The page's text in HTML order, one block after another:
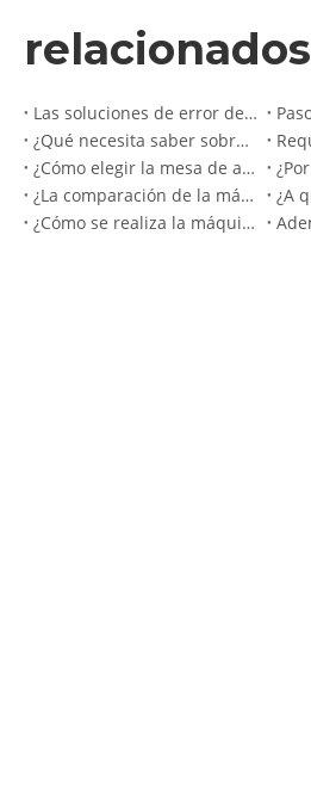
relacionados
Las soluciones de error de la máquina de grabado de madera del enrutador CNC
¿Qué necesita saber sobre la operación de la máquina de corte de espuma?
¿Cómo elegir la mesa de aluminio y la mesa de vacío para el enrutador de madera CNC?
¿La comparación de la máquina cortadora de cuatro procesos y la máquina cortadora con cambio automático de herramientas de hilera recta?
¿Cómo se realiza la máquina cortadora CNC de cuatro procesos con cambio de herramienta en 0 segundos?